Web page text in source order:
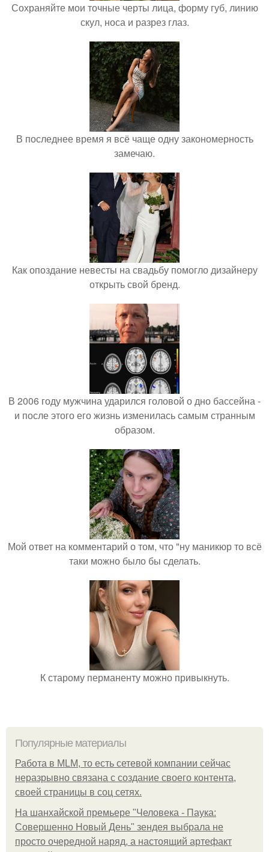
Сохраняйте мои точные черты лица, форму губ, линию
скул, носа и разрез глаз.
В последнее время я всё чаще одну закономерность
замечаю.
Как опоздание невесты на свадьбу помогло дизайнеру
открыть свой бренд.
В 2006 году мужчина ударился головой о дно бассейна -
и после этого его жизнь изменилась самым странным
образом.
Мой ответ на комментарий о том, что "ну маникюр то всё
таки можно было бы сделать.
К старому перманенту можно привыкнуть.
Популярные материалы
Работа в MLM, то есть сетевой компании сейчас
неразрывно связана с создание своего контента,
своей страницы в соц сетях.
На шанхайской премьере "Человека - Паука:
Совершенно Новый День" зендея выбрала не
просто очередной наряд, а настоящий артефакт